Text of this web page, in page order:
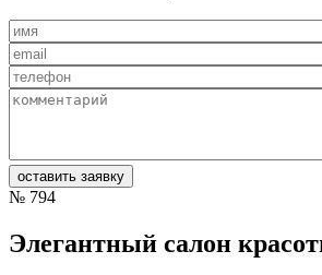
№ 794
Элегантный салон